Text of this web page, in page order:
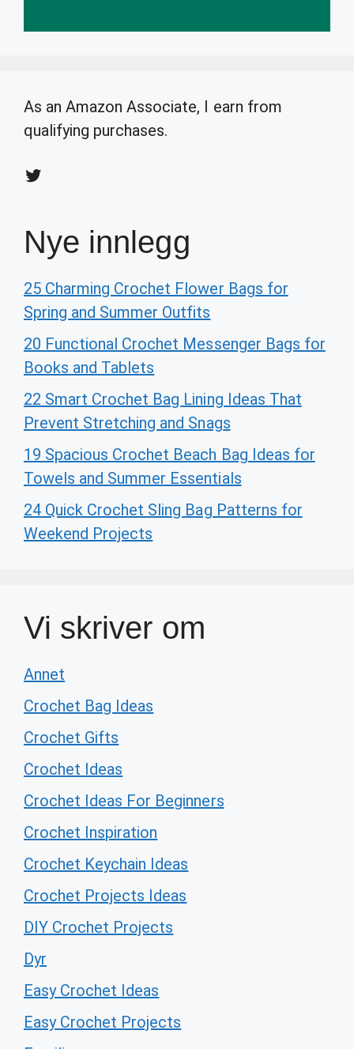
As an Amazon Associate, I earn from
qualifying purchases.
Twitter
Nye innlegg
25 Charming Crochet Flower Bags for
Spring and Summer Outfits
20 Functional Crochet Messenger Bags for
Books and Tablets
22 Smart Crochet Bag Lining Ideas That
Prevent Stretching and Snags
19 Spacious Crochet Beach Bag Ideas for
Towels and Summer Essentials
24 Quick Crochet Sling Bag Patterns for
Weekend Projects
Vi skriver om
Annet
Crochet Bag Ideas
Crochet Gifts
Crochet Ideas
Crochet Ideas For Beginners
Crochet Inspiration
Crochet Keychain Ideas
Crochet Projects Ideas
DIY Crochet Projects
Dyr
Easy Crochet Ideas
Easy Crochet Projects